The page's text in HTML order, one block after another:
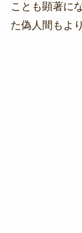
ことも顕著に
た偽人間もよ